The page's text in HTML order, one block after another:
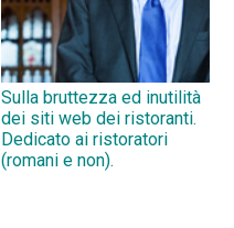
Sulla bruttezza ed inutilità
dei siti web dei ristoranti.
Dedicato ai ristoratori
(romani e non).